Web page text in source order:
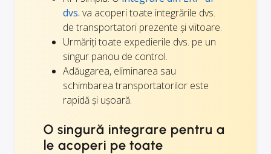
dvs. va acoperi toate integrările dvs.
de transportatori prezente și viitoare.
Urmăriți toate expedierile dvs. pe un
singur panou de control.
Adăugarea, eliminarea sau
schimbarea transportatorilor este
rapidă și ușoară.
O singură integrare pentru a
le acoperi pe toate